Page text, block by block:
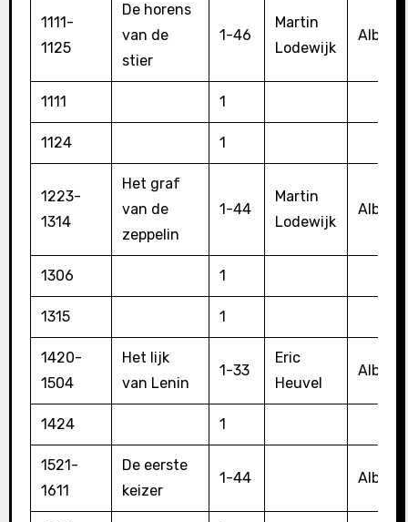
1111-
1125
De horens
van de
stier
1-46
Martin
Lodewijk
Album
1111 1
1124 1
1223-
1314
Het graf
van de
zeppelin
1-44
Martin
Lodewijk
Album
1306 1
1315 1
1420-
1504
Het lijk
van Lenin
1-33
Eric
Heuvel
Album
1424 1
1521-
1611
De eerste
keizer
1-44 Album